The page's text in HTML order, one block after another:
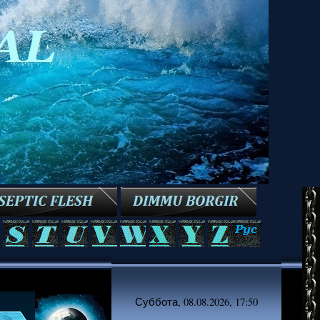
Суббота, 08.08.2026, 17:50